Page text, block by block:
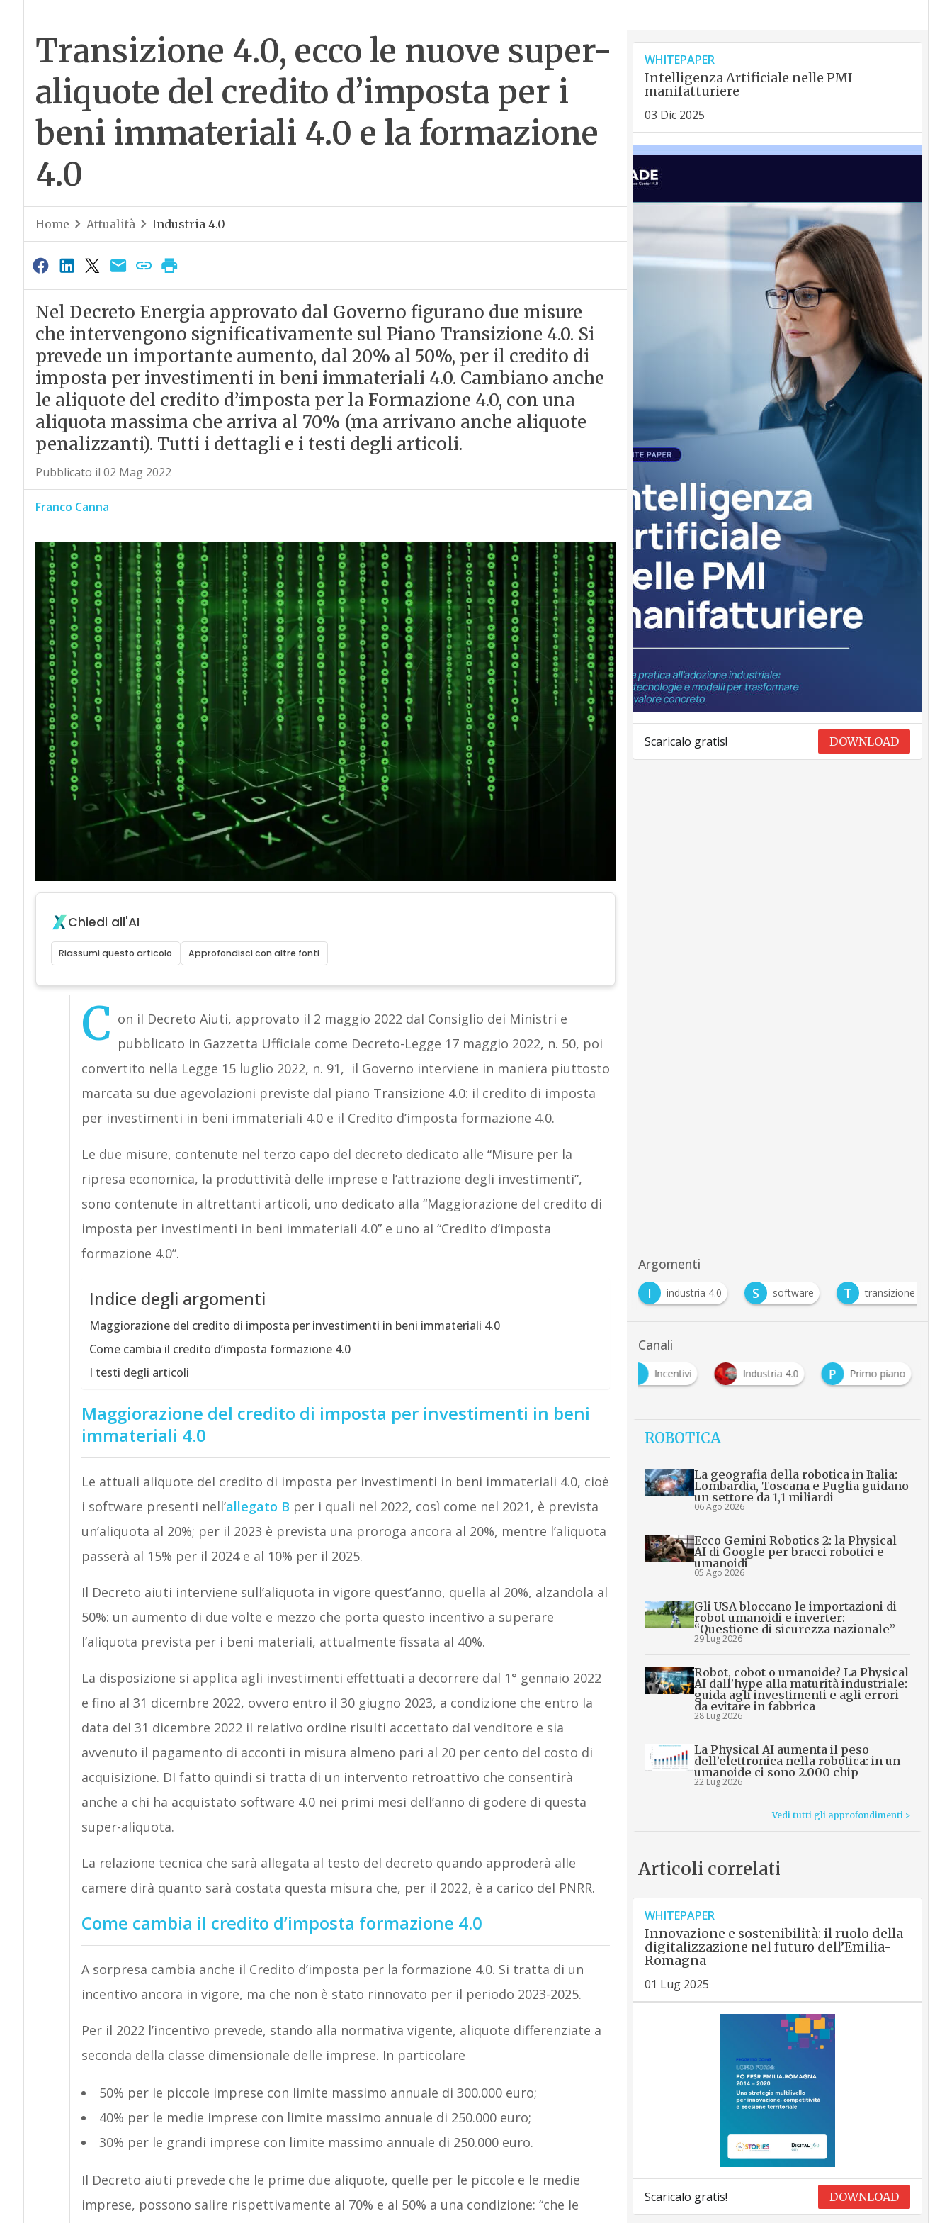
Transizione 4.0, ecco le nuove super-
aliquote del credito d’imposta per i
beni immateriali 4.0 e la formazione
4.0
Home Attualità Industria 4.0
Nel Decreto Energia approvato dal Governo figurano due misure
che intervengono significativamente sul Piano Transizione 4.0. Si
prevede un importante aumento, dal 20% al 50%, per il credito di
imposta per investimenti in beni immateriali 4.0. Cambiano anche
le aliquote del credito d’imposta per la Formazione 4.0, con una
aliquota massima che arriva al 70% (ma arrivano anche aliquote
penalizzanti). Tutti i dettagli e i testi degli articoli.
Pubblicato il 02 Mag 2022
Franco Canna
Chiedi all'AI
Riassumi questo articolo Approfondisci con altre fonti
C on il Decreto Aiuti, approvato il 2 maggio 2022 dal Consiglio dei Ministri e
pubblicato in Gazzetta Ufficiale come Decreto-Legge 17 maggio 2022, n. 50, poi
convertito nella Legge 15 luglio 2022, n. 91, il Governo interviene in maniera piuttosto
marcata su due agevolazioni previste dal piano Transizione 4.0: il credito di imposta
per investimenti in beni immateriali 4.0 e il Credito d’imposta formazione 4.0.
Le due misure, contenute nel terzo capo del decreto dedicato alle “Misure per la
ripresa economica, la produttività delle imprese e l’attrazione degli investimenti”,
sono contenute in altrettanti articoli, uno dedicato alla “Maggiorazione del credito di
imposta per investimenti in beni immateriali 4.0” e uno al “Credito d’imposta
formazione 4.0”.
Indice degli argomenti
Maggiorazione del credito di imposta per investimenti in beni immateriali 4.0
Come cambia il credito d’imposta formazione 4.0
I testi degli articoli
Maggiorazione del credito di imposta per investimenti in beni
immateriali 4.0
Le attuali aliquote del credito di imposta per investimenti in beni immateriali 4.0, cioè
i software presenti nell’allegato B per i quali nel 2022, così come nel 2021, è prevista
un’aliquota al 20%; per il 2023 è prevista una proroga ancora al 20%, mentre l’aliquota
passerà al 15% per il 2024 e al 10% per il 2025.
Il Decreto aiuti interviene sull’aliquota in vigore quest’anno, quella al 20%, alzandola al
50%: un aumento di due volte e mezzo che porta questo incentivo a superare
l’aliquota prevista per i beni materiali, attualmente fissata al 40%.
La disposizione si applica agli investimenti effettuati a decorrere dal 1° gennaio 2022
e fino al 31 dicembre 2022, ovvero entro il 30 giugno 2023, a condizione che entro la
data del 31 dicembre 2022 il relativo ordine risulti accettato dal venditore e sia
avvenuto il pagamento di acconti in misura almeno pari al 20 per cento del costo di
acquisizione. DI fatto quindi si tratta di un intervento retroattivo che consentirà
anche a chi ha acquistato software 4.0 nei primi mesi dell’anno di godere di questa
super-aliquota.
La relazione tecnica che sarà allegata al testo del decreto quando approderà alle
camere dirà quanto sarà costata questa misura che, per il 2022, è a carico del PNRR.
Come cambia il credito d’imposta formazione 4.0
A sorpresa cambia anche il Credito d’imposta per la formazione 4.0. Si tratta di un
incentivo ancora in vigore, ma che non è stato rinnovato per il periodo 2023-2025.
Per il 2022 l’incentivo prevede, stando alla normativa vigente, aliquote differenziate a
seconda della classe dimensionale delle imprese. In particolare
50% per le piccole imprese con limite massimo annuale di 300.000 euro;
40% per le medie imprese con limite massimo annuale di 250.000 euro;
30% per le grandi imprese con limite massimo annuale di 250.000 euro.
Il Decreto aiuti prevede che le prime due aliquote, quelle per le piccole e le medie
imprese, possono salire rispettivamente al 70% e al 50% a una condizione: “che le
WHITEPAPER
Intelligenza Artificiale nelle PMI
manifatturiere
03 Dic 2025
Scaricalo gratis! DOWNLOAD
Argomenti
I industria 4.0 S software T transizione 4.0
Canali
Incentivi Industria 4.0 P Primo piano
ROBOTICA
La geografia della robotica in Italia:
Lombardia, Toscana e Puglia guidano
un settore da 1,1 miliardi
06 Ago 2026
Ecco Gemini Robotics 2: la Physical
AI di Google per bracci robotici e
umanoidi
05 Ago 2026
Gli USA bloccano le importazioni di
robot umanoidi e inverter:
“Questione di sicurezza nazionale”
29 Lug 2026
Robot, cobot o umanoide? La Physical
AI dall’hype alla maturità industriale:
guida agli investimenti e agli errori
da evitare in fabbrica
28 Lug 2026
La Physical AI aumenta il peso
dell’elettronica nella robotica: in un
umanoide ci sono 2.000 chip
22 Lug 2026
Vedi tutti gli approfondimenti >
Articoli correlati
WHITEPAPER
Innovazione e sostenibilità: il ruolo della
digitalizzazione nel futuro dell’Emilia-
Romagna
01 Lug 2025
Scaricalo gratis! DOWNLOAD